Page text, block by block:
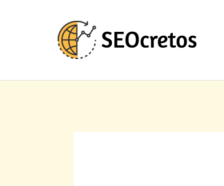
contenido